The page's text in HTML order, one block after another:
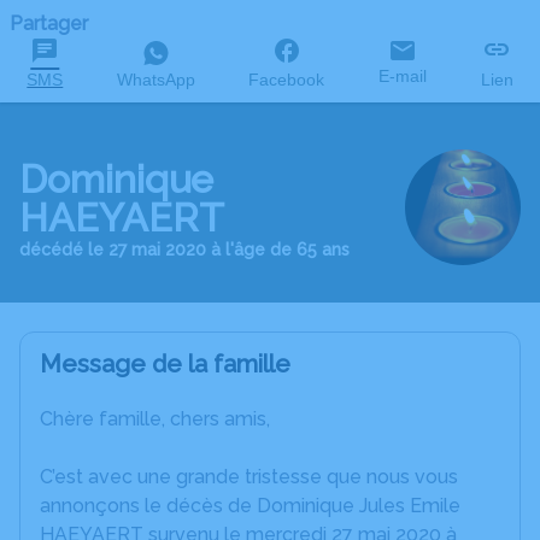
Partager
SMS WhatsApp Facebook E-mail Lien
Dominique
HAEYAERT
décédé le 27 mai 2020 à l'âge de 65 ans
Message de la famille
Chère famille, chers amis,
C’est avec une grande tristesse que nous vous
annonçons le décès de Dominique Jules Emile
HAEYAERT survenu le mercredi 27 mai 2020 à